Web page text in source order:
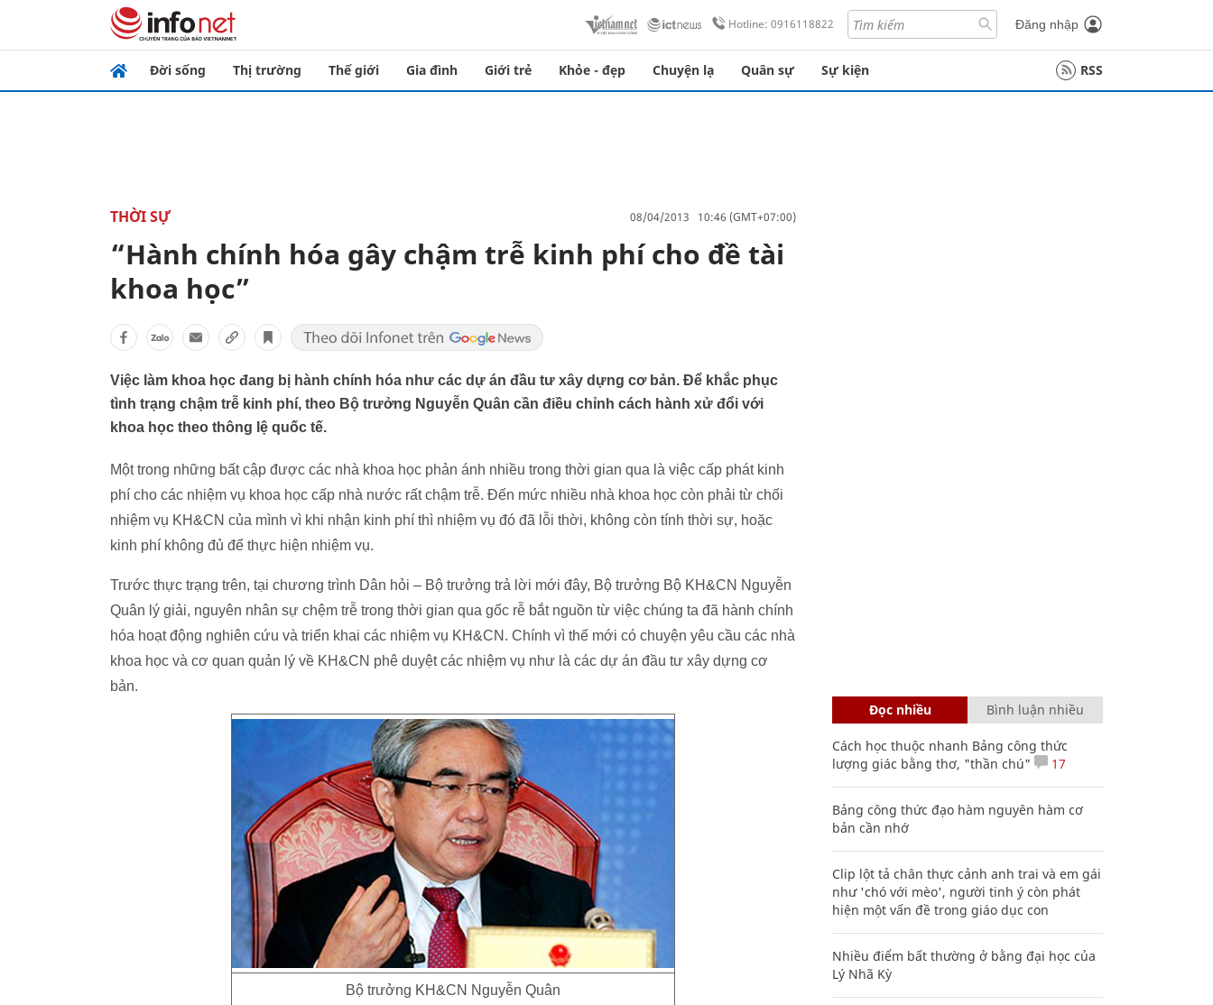
Hotline: 0916118822 Đăng nhập
Đời sống Thị trường Thế giới Gia đình Giới trẻ Khỏe - đẹp Chuyện lạ Quân sự Sự kiện RSS
THỜI SỰ 08/04/2013 10:46 (GMT+07:00)
“Hành chính hóa gây chậm trễ kinh phí cho đề tài
khoa học”
Việc làm khoa học đang bị hành chính hóa như các dự án đầu tư xây dựng cơ bản. Để khắc phục
tình trạng chậm trễ kinh phí, theo Bộ trưởng Nguyễn Quân cần điều chỉnh cách hành xử đổi với
khoa học theo thông lệ quốc tế.
Một trong những bất cập được các nhà khoa học phản ánh nhiều trong thời gian qua là việc cấp phát kinh
phí cho các nhiệm vụ khoa học cấp nhà nước rất chậm trễ. Đến mức nhiều nhà khoa học còn phải từ chối
nhiệm vụ KH&CN của mình vì khi nhận kinh phí thì nhiệm vụ đó đã lỗi thời, không còn tính thời sự, hoặc
kinh phí không đủ để thực hiện nhiệm vụ.
Trước thực trạng trên, tại chương trình Dân hỏi – Bộ trưởng trả lời mới đây, Bộ trưởng Bộ KH&CN Nguyễn
Quân lý giải, nguyên nhân sự chệm trễ trong thời gian qua gốc rễ bắt nguồn từ việc chúng ta đã hành chính
hóa hoạt động nghiên cứu và triển khai các nhiệm vụ KH&CN. Chính vì thế mới có chuyện yêu cầu các nhà
khoa học và cơ quan quản lý về KH&CN phê duyệt các nhiệm vụ như là các dự án đầu tư xây dựng cơ
bản.
Bộ trưởng KH&CN Nguyễn Quân
Đọc nhiều Bình luận nhiều
Cách học thuộc nhanh Bảng công thức
lượng giác bằng thơ, "thần chú"
17
Bảng công thức đạo hàm nguyên hàm cơ
bản cần nhớ
Clip lột tả chân thực cảnh anh trai và em gái
như 'chó với mèo', người tinh ý còn phát
hiện một vấn đề trong giáo dục con
Nhiều điểm bất thường ở bằng đại học của
Lý Nhã Kỳ